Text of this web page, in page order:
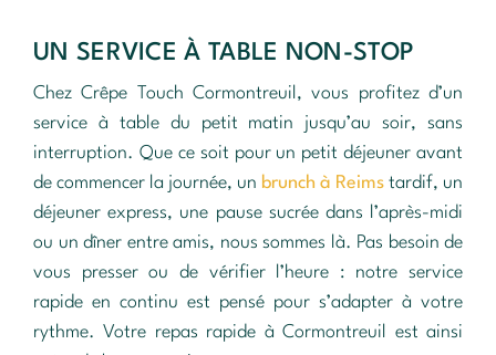
UN SERVICE À TABLE NON-STOP
Chez Crêpe Touch Cormontreuil, vous profitez d’un
service à table du petit matin jusqu’au soir, sans
interruption. Que ce soit pour un petit déjeuner avant
de commencer la journée, un brunch à Reims tardif, un
déjeuner express, une pause sucrée dans l’après-midi
ou un dîner entre amis, nous sommes là. Pas besoin de
vous presser ou de vérifier l’heure : notre service
rapide en continu est pensé pour s’adapter à votre
rythme. Votre repas rapide à Cormontreuil est ainsi